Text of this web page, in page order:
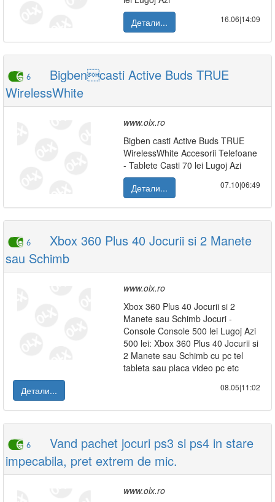
Детали...
16.06|14:09
6
Bigbencasti Active Buds TRUE
WirelessWhite
www.olx.ro
Bigben casti Active Buds TRUE
WirelessWhite Accesorii Telefoane
- Tablete Casti 70 lei Lugoj Azi
Детали...
07.10|06:49
6
Xbox 360 Plus 40 Jocurii si 2 Manete
sau Schimb
www.olx.ro
Xbox 360 Plus 40 Jocurii si 2
Manete sau Schimb Jocuri -
Console Console 500 lei Lugoj Azi
500 lei: Xbox 360 Plus 40 Jocurii si
2 Manete sau Schimb cu pc tel
tableta sau placa video pc etc
Детали...
08.05|11:02
6
Vand pachet jocuri ps3 si ps4 in stare
impecabila, pret extrem de mic.
www.olx.ro